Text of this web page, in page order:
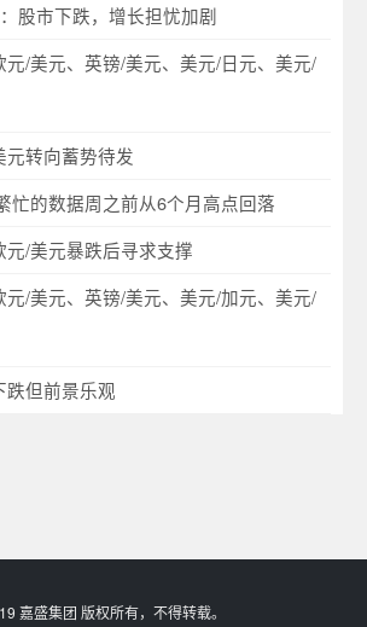
股市下跌，增长担忧加剧
/美元、英镑/美元、美元/日元、美元/
转向蓄势待发
忙的数据周之前从6个月高点回落
/美元暴跌后寻求支撑
/美元、英镑/美元、美元/加元、美元/
但前景乐观
嘉盛集团 版权所有，不得转载。